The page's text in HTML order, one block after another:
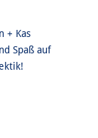
+ Kas
Spaß auf